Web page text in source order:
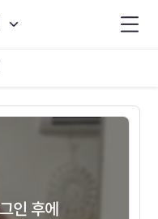
인 후에